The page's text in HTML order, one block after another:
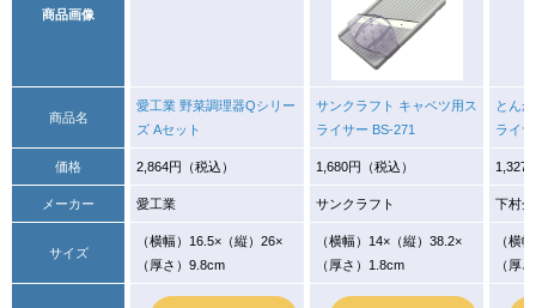
商品画像
商品名
愛工業 野菜調理器Qシリー
ズ Aセット
サンクラフト キャベツ用ス
ライサー BS-271
とん
ライ
価格 2,864円（税込） 1,680円（税込） 1,327
メーカー 愛工業 サンクラフト 下村
サイズ
（横幅）16.5×（縦）26×
（厚さ）9.8cm
（横幅）14×（縦）38.2×
（厚さ）1.8cm
（横
（厚